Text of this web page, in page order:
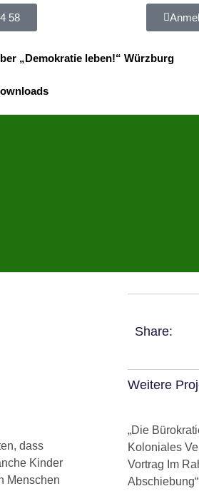
58
„Demokratie leben!“ Würzburg
dass
Kinder
Menschen
Share:
Weitere
„Die
Koloniales
Vortrag Im
Abschiebung“